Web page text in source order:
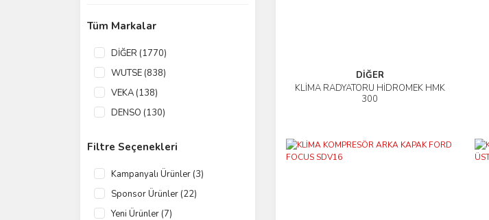
Tüm Markalar
DİĞER (1770)
WUTSE (838)
VEKA (138)
DENSO (130)
VALEO (90)
OEM (50)
REVİZYONLU (50)
KALE (35)
Filtre Seçenekleri
Kampanyalı Ürünler (3)
Sponsor Ürünler (22)
Yeni Ürünler (7)
DİĞER
KLİMA RADYATÖRÜ HİDROMEK HMK
300
İncele